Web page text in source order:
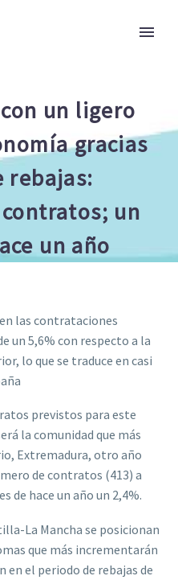
un ligero
gracias
rebajas:
un
un año
las contrataciones
un 5,6% con respecto a la
lo que se traduce en casi
previstos para este
la comunidad que más
Extremadura, otro año
de contratos (413) a
de hace un año un 2,4%.
La Mancha se posicionan
que más incrementarán
el periodo de rebajas de